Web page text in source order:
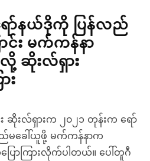
ော်နယ်ဒိုကို ပြန်လည်
င်း မက်ကန်နာ
ဆိုးလ်ရှား
း
းလ်ရှားက ၂၀၂၁ တုန်းက ရော်
ခေါ်ယူဖို့ မက်ကန်နာက
ြောကြားလိုက်ပါတယ်။ ပေါ်တူဂီ